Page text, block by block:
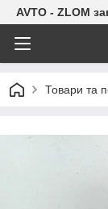
AVTO - ZLOM
Товари та